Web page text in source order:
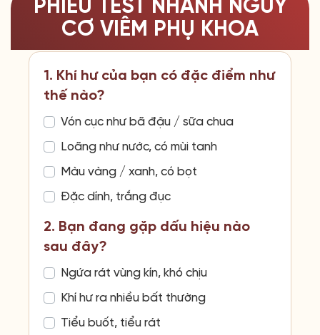
PHIẾU TEST NHANH NGUY
CƠ VIÊM PHỤ KHOA
1. Khí hư của bạn có đặc điểm như
thế nào?
Vón cục như bã đậu / sữa chua
Loãng như nước, có mùi tanh
Màu vàng / xanh, có bọt
Đặc dính, trắng đục
2. Bạn đang gặp dấu hiệu nào
sau đây?
Ngứa rát vùng kín, khó chịu
Khí hư ra nhiều bất thường
Tiểu buốt, tiểu rát